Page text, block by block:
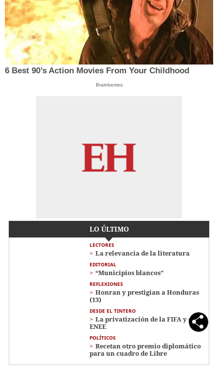
6 Best 90’s Action Movies From Your Childhood
Brainberries
LO ÚLTIMO
LECTORES
La relevancia de la literatura
EDITORIAL
“Municipios blancos”
REFLEXIONES
Honran y prestigian a Honduras
(13)
DESDE EL TINTERO
La privatización de la FIFA y de la
ENEE
POLÍTICOS
Recetan otro premio diplomático
para un cuadro de Libre